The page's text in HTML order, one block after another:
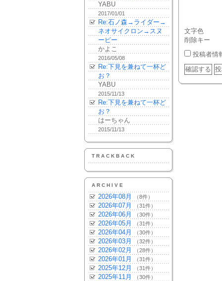
YABU
2017/01/01
Re:石ノ森→ライダー→
ネオサイクロン→スヌ
ーピー
かよこ
2016/05/08
Re:下見を兼ねて一杯ど
お？
YABU
2015/11/13
Re:下見を兼ねて一杯ど
お？
はーちゃん
2015/11/13
TRACKBACK
ARCHIVE
2026年08月 （8件）
2026年07月 （31件）
2026年06月 （30件）
2026年05月 （31件）
2026年04月 （30件）
2026年03月 （32件）
2026年02月 （28件）
2026年01月 （31件）
2025年12月 （31件）
2025年11月 （30件）
文字色
削除キー
投稿者情